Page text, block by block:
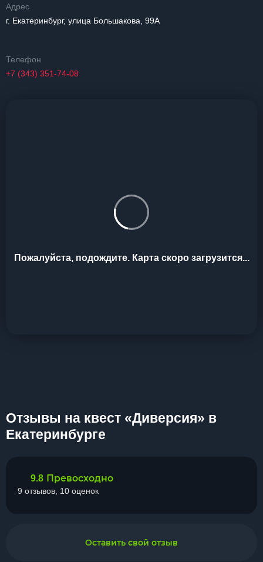
Адрес
г. Екатеринбург, улица Большакова, 99А
Телефон
+7 (343) 351-74-08
Пожалуйста, подождите. Карта скоро загрузится...
Отзывы на квест «Диверсия» в
Екатеринбурге
9.8 Превосходно
9 отзывов, 10 оценок
Оставить свой отзыв